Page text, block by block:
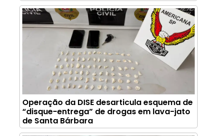
Operação da DISE desarticula esquema de
“disque-entrega” de drogas em lava-jato
de Santa Bárbara